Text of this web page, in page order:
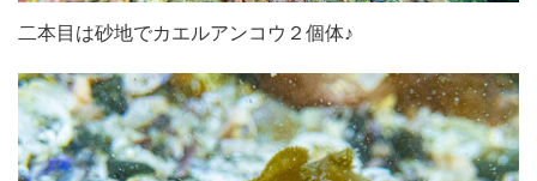
二本目は砂地でカエルアンコウ２個体♪